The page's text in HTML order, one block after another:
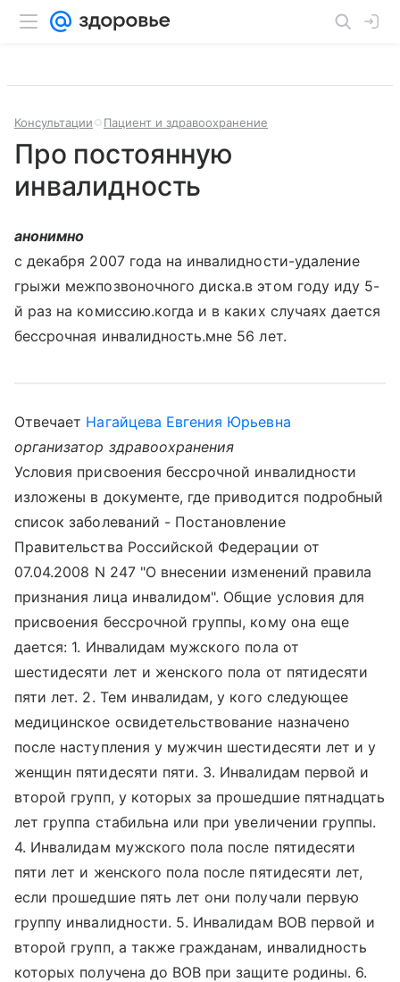
Консультации Пациент и здравоохранение
Про постоянную
инвалидность
анонимно
с декабря 2007 года на инвалидности-удаление
грыжи межпозвоночного диска.в этом году иду 5-
й раз на комиссию.когда и в каких случаях дается
бессрочная инвалидность.мне 56 лет.
Отвечает Нагайцева Евгения Юрьевна
организатор здравоохранения
Условия присвоения бессрочной инвалидности
изложены в документе, где приводится подробный
список заболеваний - Постановление
Правительства Российской Федерации от
07.04.2008 N 247 "О внесении изменений правила
признания лица инвалидом". Общие условия для
присвоения бессрочной группы, кому она еще
дается: 1. Инвалидам мужского пола от
шестидесяти лет и женского пола от пятидесяти
пяти лет. 2. Тем инвалидам, у кого следующее
медицинское освидетельствование назначено
после наступления у мужчин шестидесяти лет и у
женщин пятидесяти пяти. 3. Инвалидам первой и
второй групп, у которых за прошедшие пятнадцать
лет группа стабильна или при увеличении группы.
4. Инвалидам мужского пола после пятидесяти
пяти лет и женского пола после пятидесяти лет,
если прошедшие пять лет они получали первую
группу инвалидности. 5. Инвалидам ВОВ первой и
второй групп, а также гражданам, инвалидность
которых получена до ВОВ при защите родины. 6.